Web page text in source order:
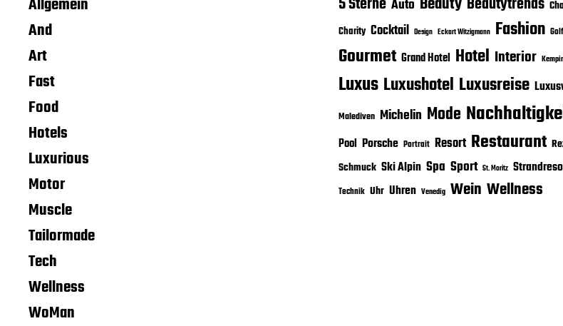
And
Art
Fast
Food
Hotels
Luxurious
Motor
Muscle
Tailormade
Tech
Wellness
WoMan
Auto
Charity Cocktail Design Eckart Witzigmann Fashion Golf
Gourmet Grand Hotel Hotel Interior
Luxus Luxushotel Luxusreise
Malediven Michelin Mode
Pool Porsche Portrait Resort Restaurant
Schmuck Ski Alpin Spa Sport St. Moritz
Technik Uhr Uhren Venedig Wein Wellness